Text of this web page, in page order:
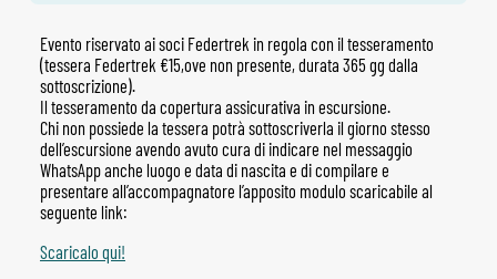
Evento riservato ai soci Federtrek in regola con il tesseramento
(tessera Federtrek €15,ove non presente, durata 365 gg dalla
sottoscrizione).
Il tesseramento da copertura assicurativa in escursione.
Chi non possiede la tessera potrà sottoscriverla il giorno stesso
dell’escursione avendo avuto cura di indicare nel messaggio
WhatsApp anche luogo e data di nascita e di compilare e
presentare all’accompagnatore l’apposito modulo scaricabile al
seguente link:
Scaricalo qui!